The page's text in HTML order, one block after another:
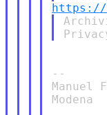
https://
--
Manuel
Modena